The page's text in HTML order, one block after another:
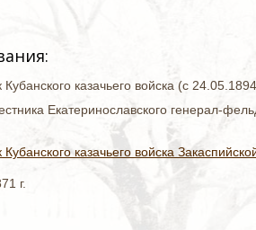
казачьего войска (с 24.05.1894
Екатеринославского генерал-
казачьего войска
г.